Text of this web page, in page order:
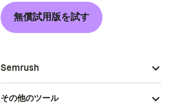
無償試用版を試す
Semrush
その他のツール